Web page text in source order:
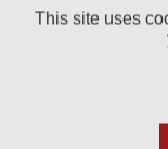
EASY
This site uses